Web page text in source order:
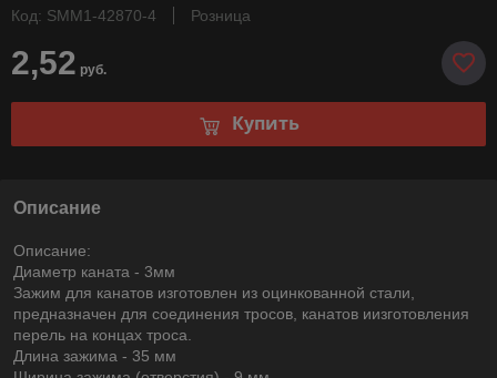
Код: SMM1-42870-4
Розница
2,52 руб.
Купить
Описание
Описание:
Диаметр каната - 3мм
Зажим для канатов изготовлен из оцинкованной стали,
предназначен для соединения тросов, канатов иизготовления
перель на концах троса.
Длина зажима - 35 мм